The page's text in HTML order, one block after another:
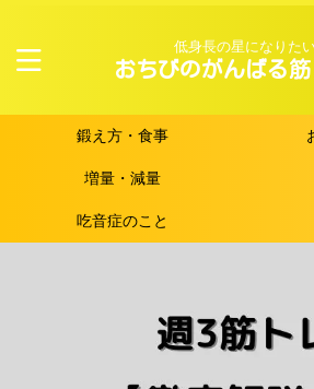
低身長の星になりた
おちびのがんばる
鍛え方・食事
増量・減量
吃音症のこと